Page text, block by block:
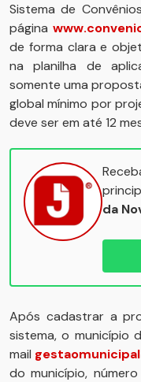
Sistema de
página
de forma clara e
na planilha de
somente uma
global mínimo por
deve ser em até 12
da
Após cadastrar a
sistema, o município
mail
do município,